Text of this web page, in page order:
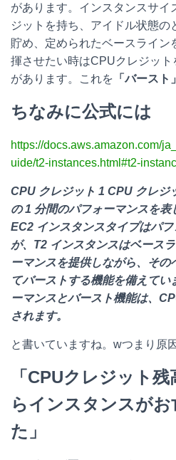
があります。インスタンスサイ
ジットを持ち、アイドル状態の
貯め、定められたベースライン
揮させたい時はCPUクレジッ
があります。これを 「バースト」
ちなみに公式には
https://docs.aws.amazon.com/
uide/t2-instances.html#t2-
CPU クレジット 1 CPU クレジ
の 1 分間のパフォーマンスを
EC2 インスタンスタイプはパ
が、T2 インスタンスはベース
ーマンスを提供しながら、その
てバーストする機能を備えて
ーマンスとバースト機能は、
されます。
と書いていますね。wつまり原
「CPUクレジット
らインスタンスが
た」